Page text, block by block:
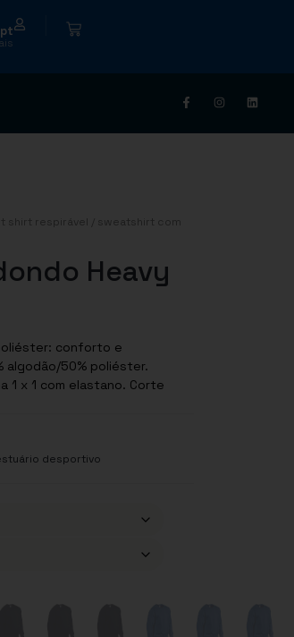
t shirt respirável
/ sweatshirt com
Heavy
1 x 1 com elastano. Corte
desportivo